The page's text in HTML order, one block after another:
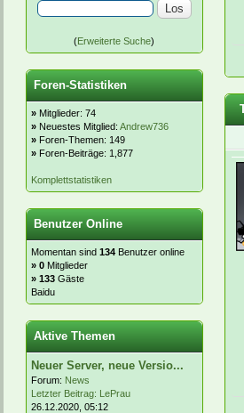
(Erweiterte Suche)
Foren-Statistiken
» Mitglieder: 74
» Neuestes Mitglied: Andrew736
» Foren-Themen: 149
» Foren-Beiträge: 1,877
Komplettstatistiken
Benutzer Online
Momentan sind 134 Benutzer online
» 0 Mitglieder
» 133 Gäste
Baidu
Aktive Themen
Neuer Server, neue Versio...
Forum: News
Letzter Beitrag: LePrau
26.12.2020, 05:12